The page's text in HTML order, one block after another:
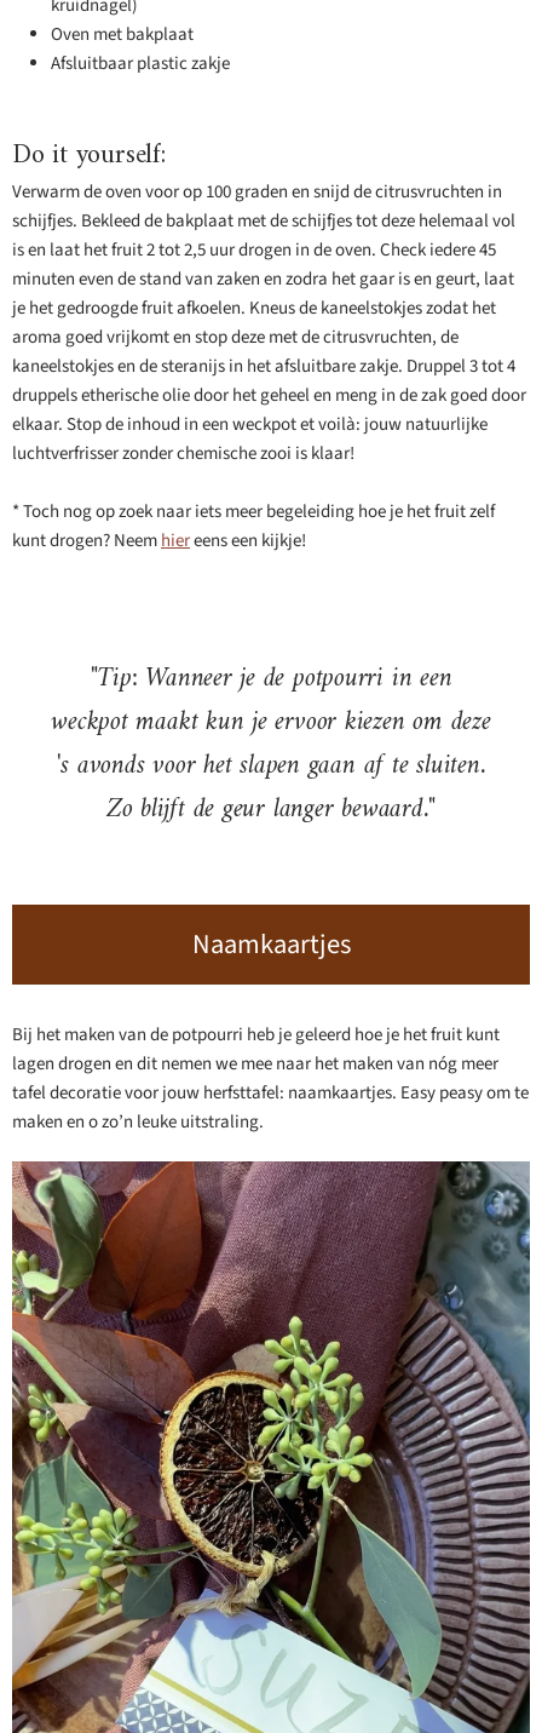
Oven met bakplaat
Afsluitbaar plastic zakje
Do it yourself:
Verwarm de oven voor op 100 graden en snijd de citrusvruchten in
schijfjes. Bekleed de bakplaat met de schijfjes tot deze helemaal vol
is en laat het fruit 2 tot 2,5 uur drogen in de oven. Check iedere 45
minuten even de stand van zaken en zodra het gaar is en geurt, laat
je het gedroogde fruit afkoelen. Kneus de kaneelstokjes zodat het
aroma goed vrijkomt en stop deze met de citrusvruchten, de
kaneelstokjes en de steranijs in het afsluitbare zakje. Druppel 3 tot 4
druppels etherische olie door het geheel en meng in de zak goed door
elkaar. Stop de inhoud in een weckpot et voilà: jouw natuurlijke
luchtverfrisser zonder chemische zooi is klaar!
* Toch nog op zoek naar iets meer begeleiding hoe je het fruit zelf
kunt drogen? Neemhiereens een kijkje!
"Tip: Wanneer je de potpourri in een
weckpot maakt kun je ervoor kiezen om deze
's avonds voor het slapen gaan af te sluiten.
Zo blijft de geur langer bewaard."
Naamkaartjes
Bij het maken van de potpourri heb je geleerd hoe je het fruit kunt
lagen drogen en dit nemen we mee naar het maken van nóg meer
tafel decoratie voor jouw herfsttafel: naamkaartjes. Easy peasy om te
maken en o zo’n leuke uitstraling.